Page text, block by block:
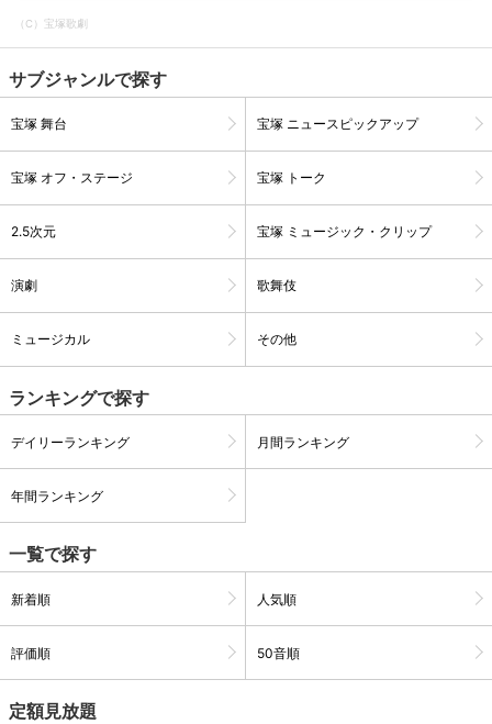
会員設定 会員情報 閉じる
会員情報変更
購入明細
（C）宝塚歌劇
サブジャンルで探す
宝塚 舞台 宝塚 ニュースピックアップ
宝塚 オフ・ステージ 宝塚 トーク
2.5次元 宝塚 ミュージック・クリップ
演劇 歌舞伎
ミュージカル その他
ランキングで探す
デイリーランキング 月間ランキング
年間ランキング
一覧で探す
新着順 人気順
評価順 50音順
定額見放題